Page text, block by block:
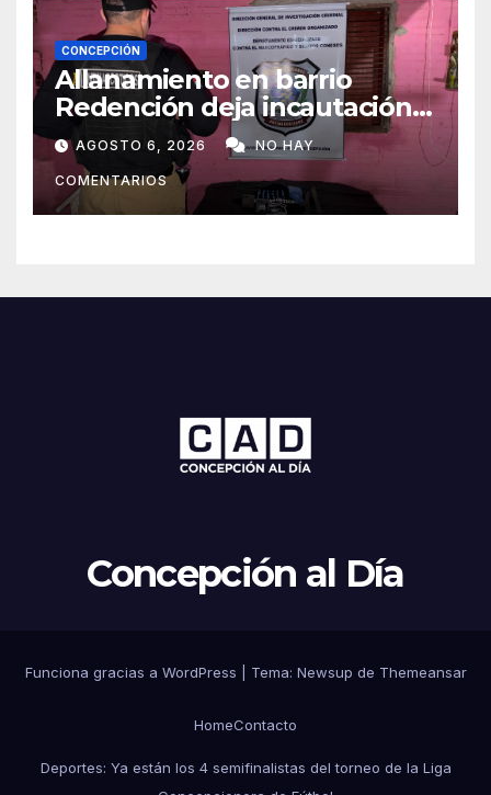
CONCEPCIÓN
Allanamiento en barrio
Redención deja incautación
de presunta cocaína tipo
crack en Concepción
AGOSTO 6, 2026 NO HAY
COMENTARIOS
Concepción al Día
Funciona gracias a WordPress Tema: Newsup de Themeansar
HomeContacto
Deportes: Ya están los 4 semifinalistas del torneo de la Liga